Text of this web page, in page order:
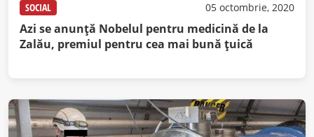
SOCIAL 05 octombrie, 2020
Azi se anunță Nobelul pentru medicină de la
Zalău, premiul pentru cea mai bună țuică